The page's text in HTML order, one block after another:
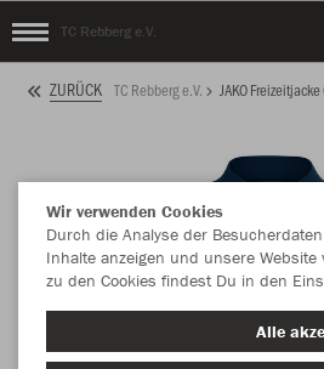
TC Rebberg e.V.
ZURÜCK TC Rebberg e.V. JAKO Freizeitjacke
Wir verwenden Cookies
Durch die Analyse der
Inhalte anzeigen und unsere
zu den Cookies findest Du in den
Alle